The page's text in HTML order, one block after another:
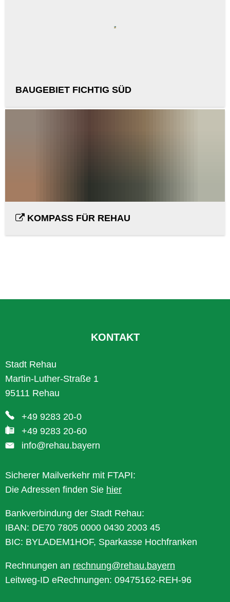
BAUGEBIET FICHTIG SÜD
KOMPASS FÜR REHAU
KONTAKT
Stadt Rehau
Martin-Luther-Straße 1
95111 Rehau
+49 9283 20-0
+49 9283 20-60
info@rehau.bayern
Sicherer Mailverkehr mit FTAPI:
Die Adressen finden Sie hier
Bankverbindung der Stadt Rehau:
IBAN: DE70 7805 0000 0430 2003 45
BIC: BYLADEM1HOF, Sparkasse Hochfranken
Rechnungen an rechnung@rehau.bayern
Leitweg-ID eRechnungen: 09475162-REH-96